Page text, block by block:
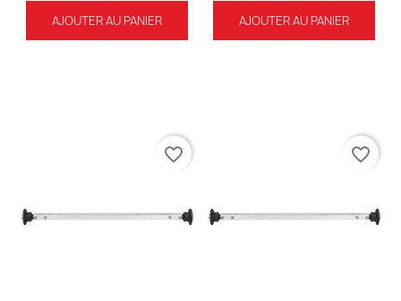
AJOUTER AU PANIER AJOUTER AU PANIER
favorite_border favorite_border